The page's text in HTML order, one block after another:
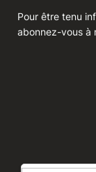
Pour être tenu
abonnez-vous à